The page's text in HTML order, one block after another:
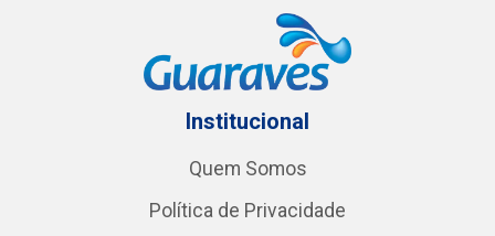
Institucional
Quem Somos
Política de Privacidade